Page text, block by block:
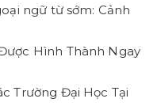
ngữ từ sớm: Cảnh
Hình Thành Ngay
Trường Đại Học Tại